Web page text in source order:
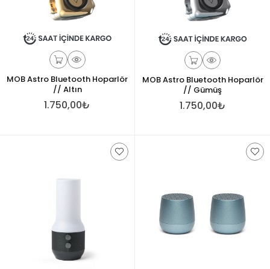
MOB Astro Bluetooth Hoparlör
// Altın
1.750,00₺
MOB Astro Bluetooth Hoparlör
// Gümüş
1.750,00₺